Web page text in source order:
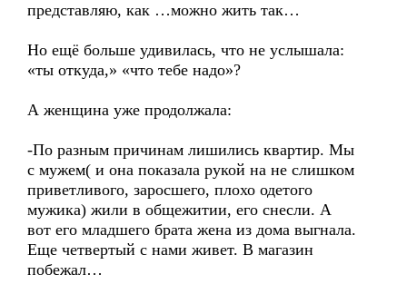
представляю, как …можно жить так…
Но ещё больше удивилась, что не услышала:
«ты откуда,» «что тебе надо»?
А женщина уже продолжала:
-По разным причинам лишились квартир. Мы
с мужем( и она показала рукой на не слишком
приветливого, заросшего, плохо одетого
мужика) жили в общежитии, его снесли. А
вот его младшего брата жена из дома выгнала.
Еще четвертый с нами живет. В магазин
побежал…